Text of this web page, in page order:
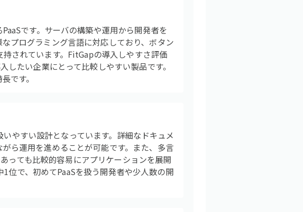
です。サーバの構築や運用から開発者を
プログラミング言語に対応しており、ボタン
されています。FitGapの導入しやすさ評価
たい企業にとって比較しやすい製品です。
です。
やすい設計となっています。詳細なドキュメ
ら運用を進めることが可能です。また、多言
っても比較的容易にアプリケーションを展開
位で、初めてPaaSを扱う開発者や少人数の開